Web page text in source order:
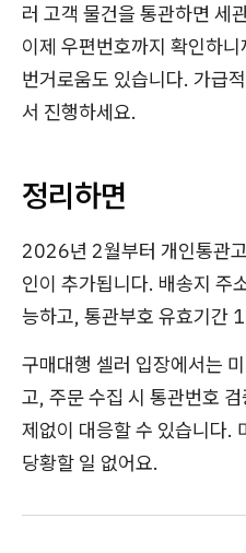
러 고객 물건을 통관하면 세
이제 우편번호까지 확인하
번거로움도 있습니다. 가급
서 진행하세요.
정리하면
2026년 2월부터 개인통관
인이 추가됩니다. 배송지 주
능하고, 통관부호 유효기간
구매대행 셀러 입장에서는
고, 주문 수집 시 통관번호
제없이 대응할 수 있습니다.
당황할 일 없어요.